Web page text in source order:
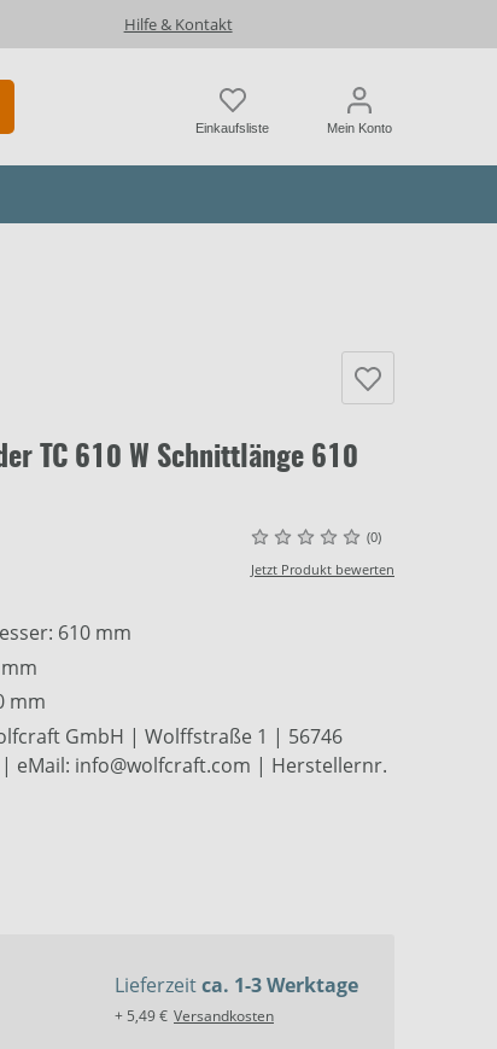
Hilfe & Kontakt
Einkaufsliste Mein Konto
TC 610 W Schnittlänge 610
(0)
Jetzt Produkt bewerten
610 mm
mm
GmbH | Wolffstraße 1 | 56746
| eMail: info@wolfcraft.com | Herstellernr.
Lieferzeitca. 1-3 Werktage
+ 5,49 € Versandkosten